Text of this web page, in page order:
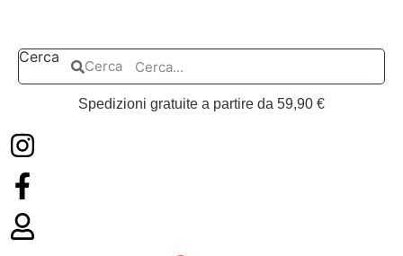
contenuto
Cerca
Cerca
Spedizioni gratuite a partire da 59,90 €